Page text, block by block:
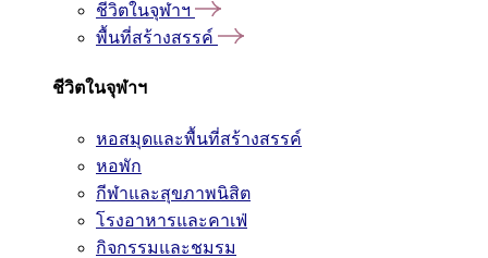
ชีวิตในจุฬาฯ
พื้นที่สร้างสรรค์
ชีวิตในจุฬาฯ
หอสมุดและพื้นที่สร้างสรรค์
หอพัก
กีฬาและสุขภาพนิสิต
โรงอาหารและคาเฟ่
กิจกรรมและชมรม